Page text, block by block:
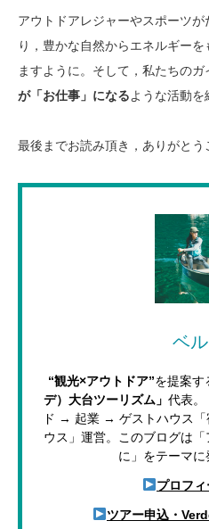
アウトドアレジャーやスポーツ
り，豊かな自然からエネルギー
ますように。そして，私たちの
が「お仕事」になるような活動を
最後までお読み頂き，ありがとう
ベ
“観光×アウトドア”を提案す
デ）大台ツーリズム」 代表
ド → 起業 → ゲストハウス「
ウス」運営。このブログは
に」をテーマに
プロフ
ツアー申込・